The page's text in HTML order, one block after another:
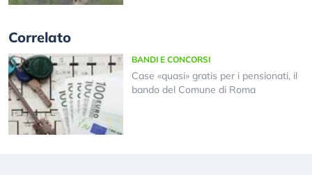
Correlato
BANDI E CONCORSI
Case «quasi» gratis per i pensionati, il
bando del Comune di Roma